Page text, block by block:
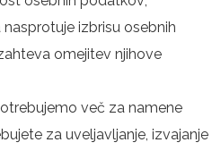
izbrisu osebnih
omejitev njihove
več za namene
za uveljavljanje, izvajanje